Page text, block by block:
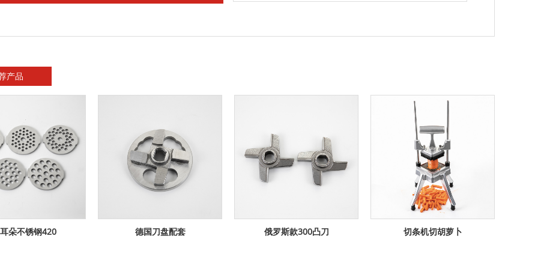
产品
朵不锈钢420 德国刀盘配套 俄罗斯款300凸刀 切条机切胡萝卜